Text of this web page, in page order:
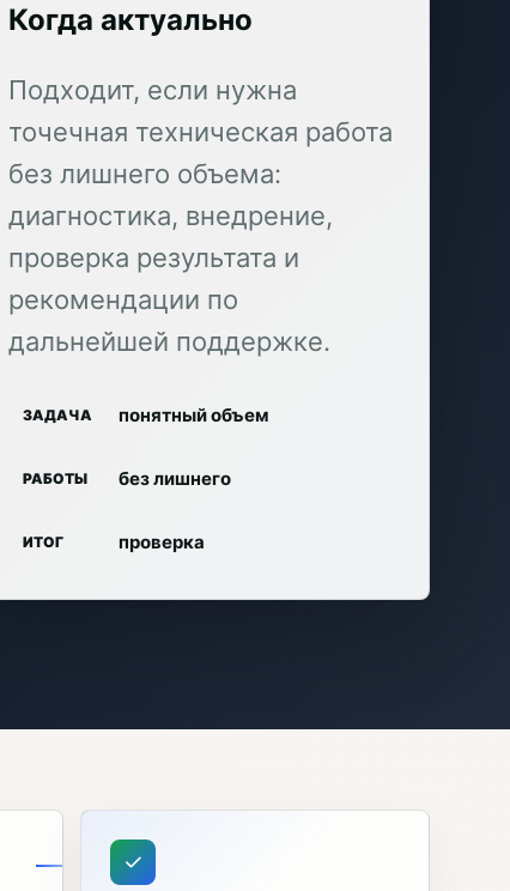
Когда актуально
Подходит, если нужна
точечная техническая работа
без лишнего объема:
диагностика, внедрение,
проверка результата и
рекомендации по
дальнейшей поддержке.
ЗАДАЧА понятный объем
РАБОТЫ без лишнего
ИТОГ проверка